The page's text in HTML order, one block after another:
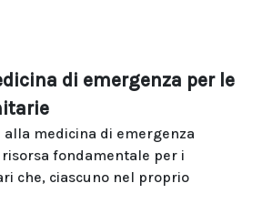
di emergenza per le
medicina di emergenza
fondamentale per i
che, ciascuno nel proprio